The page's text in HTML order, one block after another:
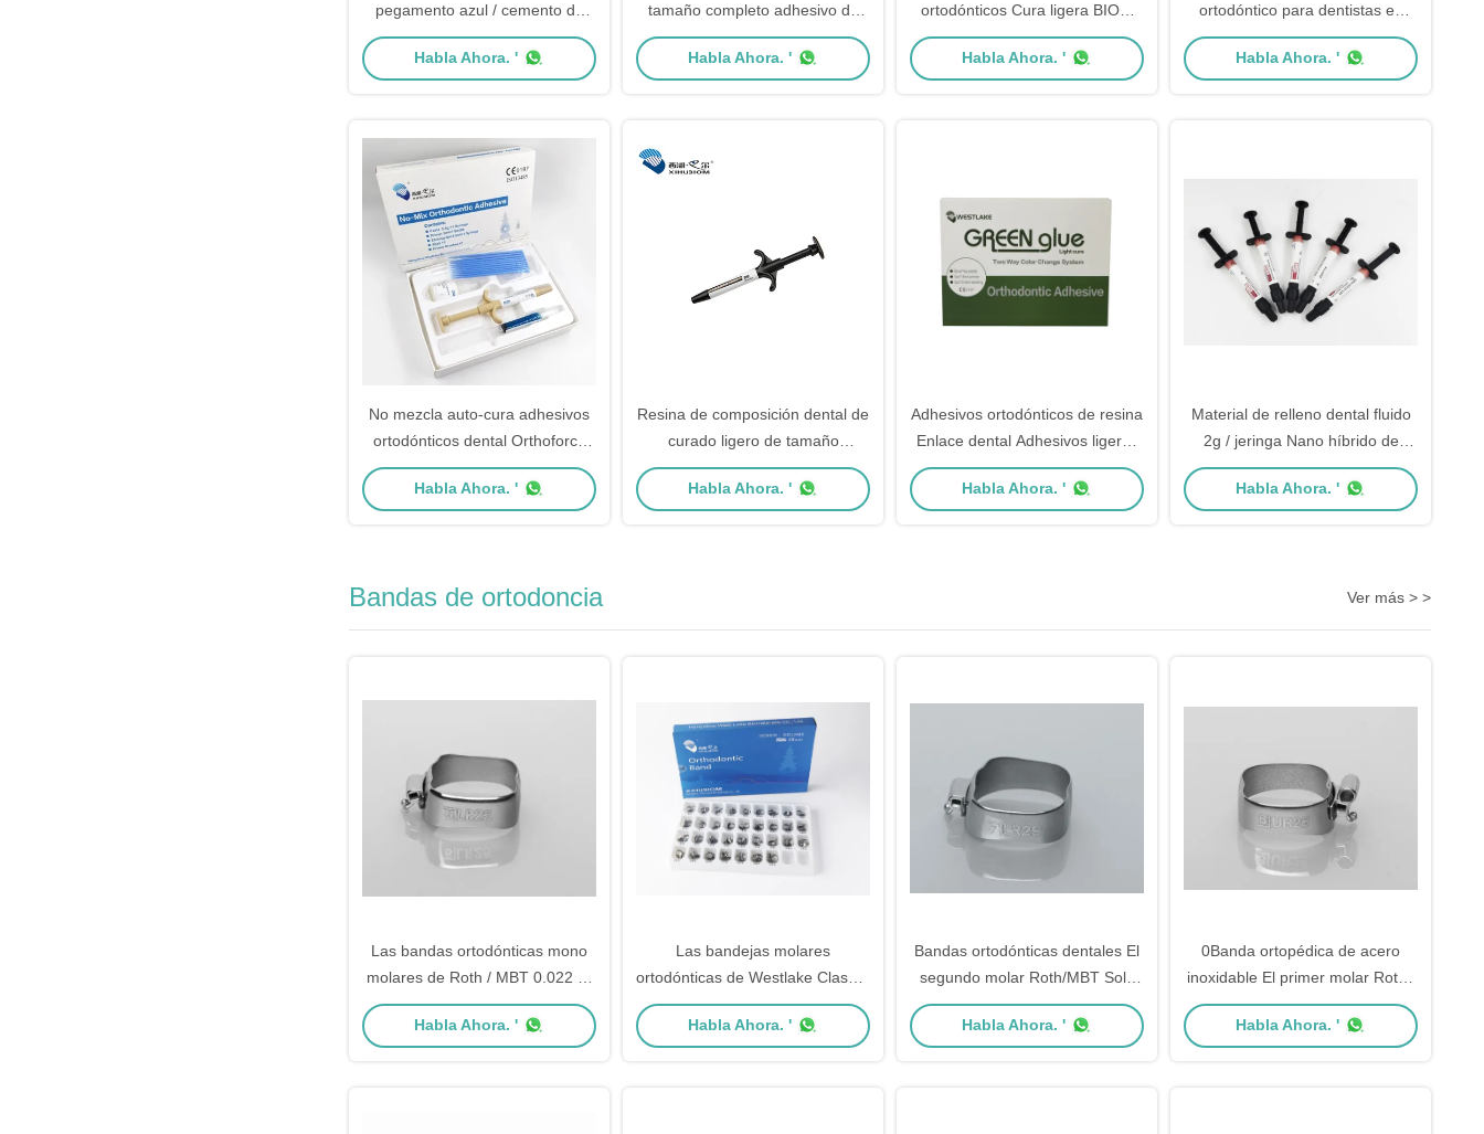
pegamento azul / cemento de
banda ligera con certificación CE
Habla Ahora. '
tamaño completo adhesivo de
unión ortopédica grado A
Habla Ahora. '
ortodónticos Cura ligera BIOM
Cambio de color caliente
Pegamento verde
Habla Ahora. '
ortodóntico para dentistas en
paquete estándar
Habla Ahora. '
No mezcla auto-cura adhesivos
ortodónticos dental Orthoforce
Enlace en mini paquete
Habla Ahora. '
Resina de composición dental de
curado ligero de tamaño
estándar para el tratamiento
dental
Habla Ahora. '
Adhesivos ortodónticos de resina
Enlace dental Adhesivos ligeros
de curación más pegamento
verde
Habla Ahora. '
Material de relleno dental fluido
2g / jeringa Nano híbrido de
composición de curación ligera
Habla Ahora. '
Bandas de ortodoncia Ver más > >
Las bandas ortodónticas mono
molares de Roth / MBT 0.022 " /
0.018"
Habla Ahora. '
Las bandejas molares
ortodónticas de Westlake Clase II
CE FDA ISO aprobadas
Habla Ahora. '
Bandas ortodónticas dentales El
segundo molar Roth/MBT Solo
0.022" / 0.018"
Habla Ahora. '
0Banda ortopédica de acero
inoxidable El primer molar Roth /
MBT con tubos dobles
Habla Ahora. '